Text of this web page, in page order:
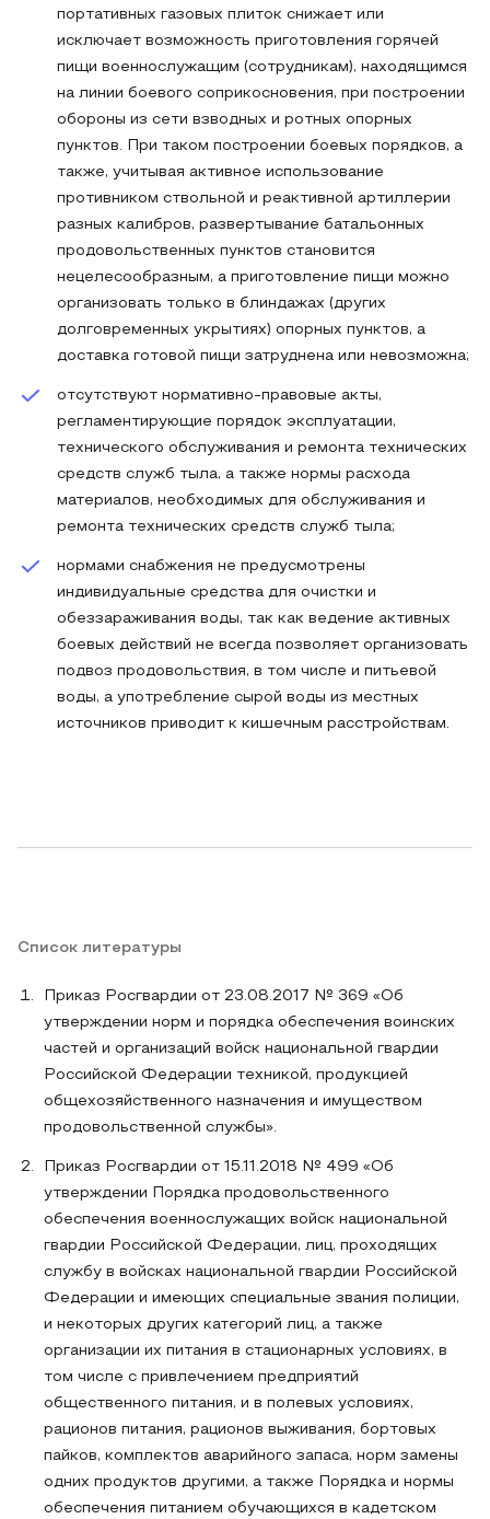
портативных газовых плиток снижает или
исключает возможность приготовления горячей
пищи военнослужащим (сотрудникам), находящимся
на линии боевого соприкосновения, при построении
обороны из сети взводных и ротных опорных
пунктов. При таком построении боевых порядков, а
также, учитывая активное использование
противником ствольной и реактивной артиллерии
разных калибров, развертывание батальонных
продовольственных пунктов становится
нецелесообразным, а приготовление пищи можно
организовать только в блиндажах (других
долговременных укрытиях) опорных пунктов, а
доставка готовой пищи затруднена или невозможна;
отсутствуют нормативно-правовые акты,
регламентирующие порядок эксплуатации,
технического обслуживания и ремонта технических
средств служб тыла, а также нормы расхода
материалов, необходимых для обслуживания и
ремонта технических средств служб тыла;
нормами снабжения не предусмотрены
индивидуальные средства для очистки и
обеззараживания воды, так как ведение активных
боевых действий не всегда позволяет организовать
подвоз продовольствия, в том числе и питьевой
воды, а употребление сырой воды из местных
источников приводит к кишечным расстройствам.
Список литературы
Приказ Росгвардии от 23.08.2017 № 369 «Об
утверждении норм и порядка обеспечения воинских
частей и организаций войск национальной гвардии
Российской Федерации техникой, продукцией
общехозяйственного назначения и имуществом
продовольственной службы».
Приказ Росгвардии от 15.11.2018 № 499 «Об
утверждении Порядка продовольственного
обеспечения военнослужащих войск национальной
гвардии Российской Федерации, лиц, проходящих
службу в войсках национальной гвардии Российской
Федерации и имеющих специальные звания полиции,
и некоторых других категорий лиц, а также
организации их питания в стационарных условиях, в
том числе с привлечением предприятий
общественного питания, и в полевых условиях,
рационов питания, рационов выживания, бортовых
пайков, комплектов аварийного запаса, норм замены
одних продуктов другими, а также Порядка и нормы
обеспечения питанием обучающихся в кадетском